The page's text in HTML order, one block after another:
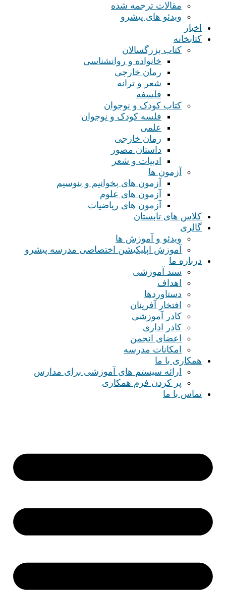
مقالات ترجمه شده
ویدئو های پیشرو
اخبار
کتابخانه
کتاب بزرگسالان
خانواده و روانشناسی
رمان خارجی
شعر و ترانه
فلسفه
کتاب کودک و نوجوان
فلسه کودک و نوجوان
علمی
رمان خارجی
داستان مصور
ادبیات و شعر
آزمون ها
آزمون های بخوانیم و بنوسیم
آزمون های علوم
آزمون های ریاضیات
کلاس های تابستان
گالری
ویدئو و آموزش ها
آموزش اپلیکیشن اختصاصی مدرسه پیشرو
درباره ما
سند آموزشی
اهداف
دستاوردها
افتخار آفرینان
کادر آموزشی
کادر اداری
اعضای انجمن
امکانات مدرسه
همکاری با ما
ارائه سیستم های آموزشی برای مدارس
پر کردن فرم همکاری
تماس با ما